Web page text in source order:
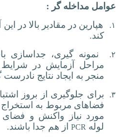
عوامل مداخله گر :
۱.
هپارین در مقادیر بالا در
کند.
۲.
نمونه گیری، جداسازی
مراحل آزمایش در شرایط
منجر به ایجاد نتایج نادرست
۳.
برای جلوگیری از بروز
فضاهای مربوط به استخراج
مورد نیاز واکنش و فضای
لوله PCR از هم جدا باشند.